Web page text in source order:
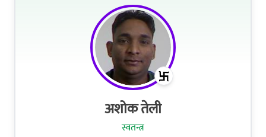
अशोक तेली
स्वतन्त्र